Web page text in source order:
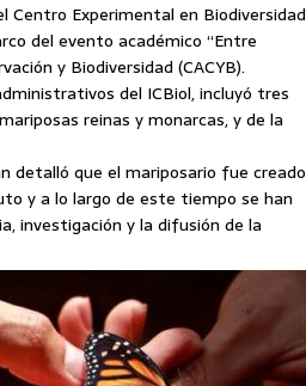
Centro Experimental en Biodiversidad
del evento académico “Entre
y Biodiversidad (CACYB).
del ICBiol, incluyó tres
reinas y monarcas, y de la
detalló que el mariposario fue creado
y a lo largo de este tiempo se han
investigación y la difusión de la